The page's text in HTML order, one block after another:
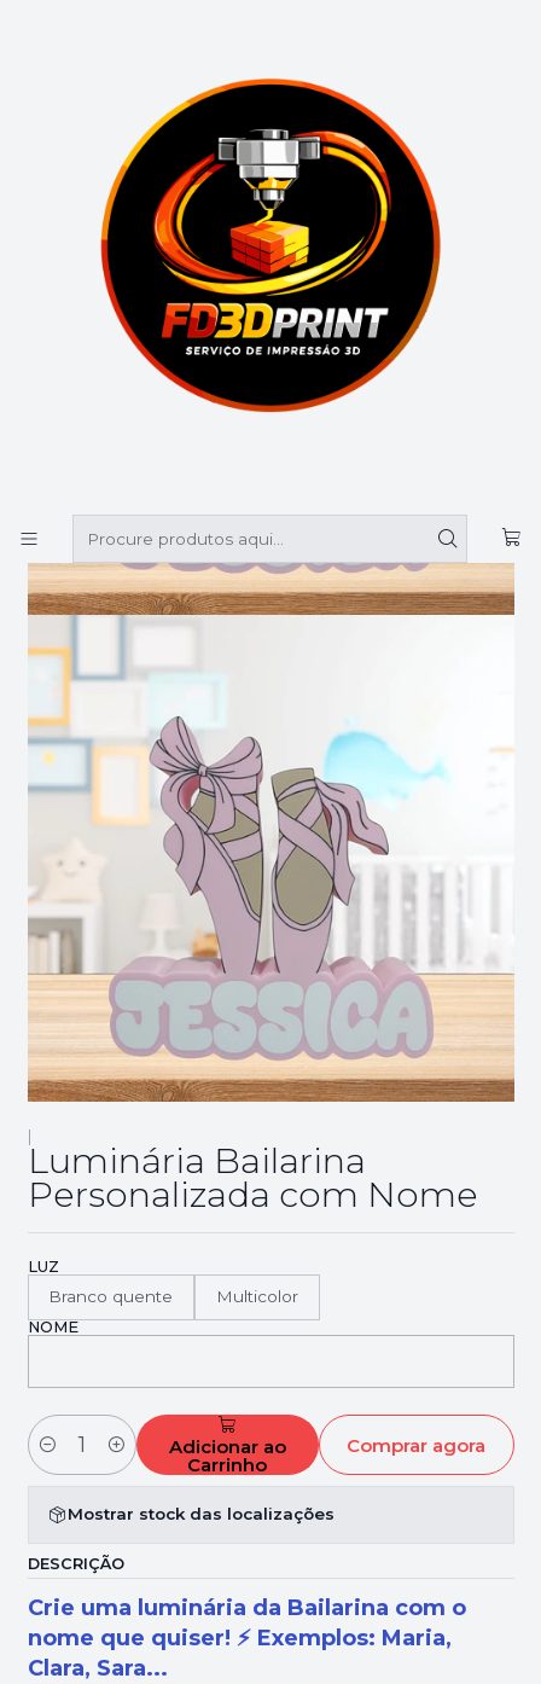
Luminária Bailarina
Personalizada com Nome
LUZ
Branco quente Multicolor
NOME
Quantidade Adicionar ao
Carrinho
Comprar agora
Mostrar stock das localizações
DESCRIÇÃO
Crie uma luminária da Bailarina com o
nome que quiser! ⚡ Exemplos: Maria,
Clara, Sara...